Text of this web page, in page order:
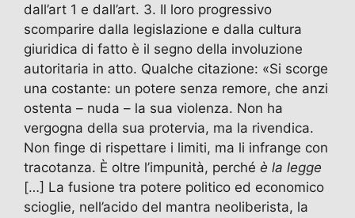
dall’art 1 e dall’art. 3. Il loro progressivo
scomparire dalla legislazione e dalla cultura
giuridica di fatto è il segno della involuzione
autoritaria in atto. Qualche citazione: «Si scorge
una costante: un potere senza remore, che anzi
ostenta – nuda – la sua violenza. Non ha
vergogna della sua protervia, ma la rivendica.
Non finge di rispettare i limiti, ma li infrange con
tracotanza. È oltre l’impunità, perché è la legge
[…] La fusione tra potere politico ed economico
scioglie, nell’acido del mantra neoliberista, la